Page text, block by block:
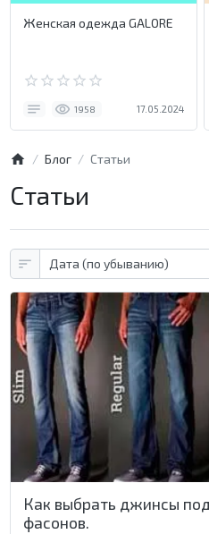
Женская одежда GALORE
1958 17.05.2024
Блог Статьи
Статьи
Как выбрать джинсы
фасонов.